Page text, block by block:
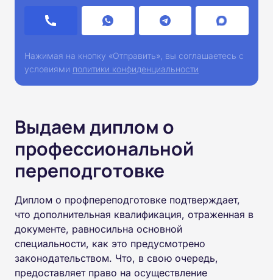
Нажимая на кнопку «Отправить», вы соглашаетесь с
условиями политики конфиденциальности
Выдаем диплом о
профессиональной
переподготовке
Диплом о профпереподготовке подтверждает,
что дополнительная квалификация, отраженная в
документе, равносильна основной
специальности, как это предусмотрено
законодательством. Что, в свою очередь,
предоставляет право на осуществление